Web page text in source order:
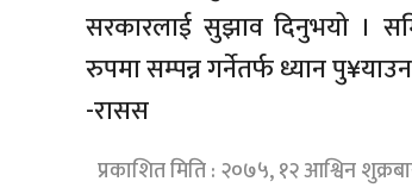
सरकारलाई सुझाव दिनुभयो ।
रुपमा सम्पन्न गर्नेतर्फ ध्यान
-रासस
प्रकाशित मिति : २०७५, १२ आश्विन